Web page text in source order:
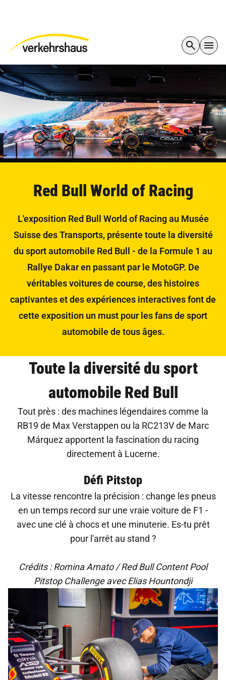
Red Bull World of Racing
L'exposition Red Bull World of Racing au Musée
Suisse des Transports, présente toute la diversité
du sport automobile Red Bull - de la Formule 1 au
Rallye Dakar en passant par le MotoGP. De
véritables voitures de course, des histoires
captivantes et des expériences interactives font de
cette exposition un must pour les fans de sport
automobile de tous âges.
Toute la diversité du sport
automobile Red Bull
Tout près : des machines légendaires comme la
RB19 de Max Verstappen ou la RC213V de Marc
Márquez apportent la fascination du racing
directement à Lucerne.
Défi Pitstop
La vitesse rencontre la précision : change les pneus
en un temps record sur une vraie voiture de F1 -
avec une clé à chocs et une minuterie. Es-tu prêt
pour l'arrêt au stand ?
Crédits : Romina Amato / Red Bull Content Pool
Pitstop Challenge avec Elias Hountondji